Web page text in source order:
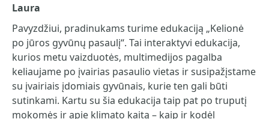
Laura
Pavyzdžiui, pradinukams turime edukaciją „Kelionė
po jūros gyvūnų pasaulį“. Tai interaktyvi edukacija,
kurios metu vaizduotės, multimedijos pagalba
keliaujame po įvairias pasaulio vietas ir susipažįstame
su įvairiais įdomiais gyvūnais, kurie ten gali būti
sutinkami. Kartu su šia edukacija taip pat po truputį
mokomės ir apie klimato kaitą – kaip ir kodėl